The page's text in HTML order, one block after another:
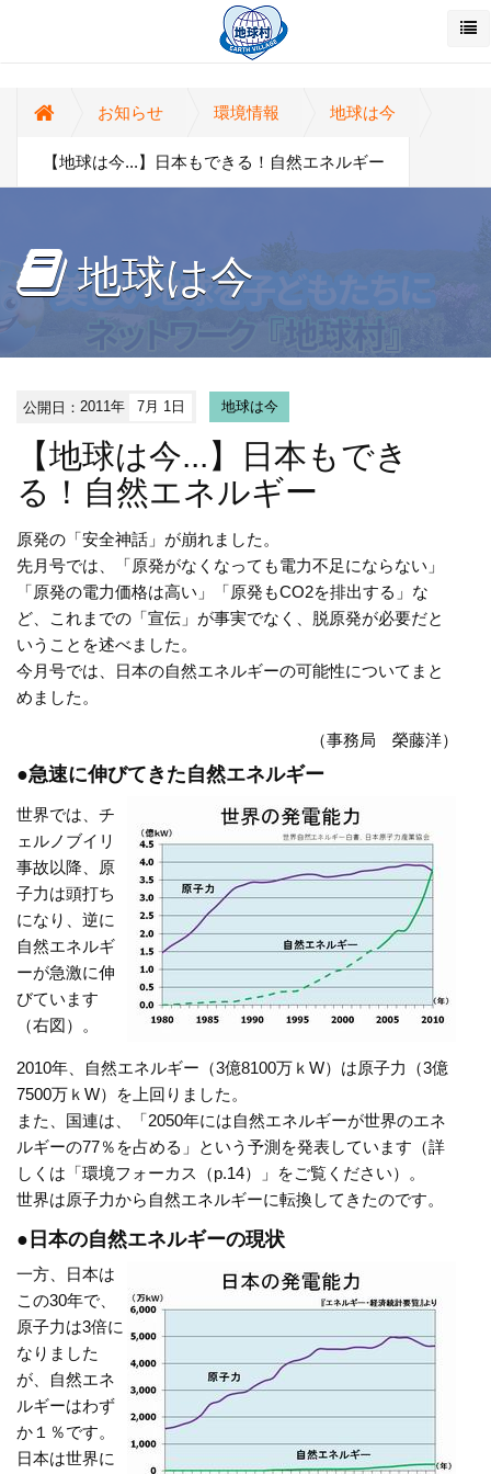
お知らせ 環境情報 地球は今
【地球は今...】日本もできる！自然エネルギー
地球は今
公開日：2011年 7月 1日 地球は今
【地球は今...】日本もでき
る！自然エネルギー
原発の「安全神話」が崩れました。
先月号では、「原発がなくなっても電力不足にならない」
「原発の電力価格は高い」「原発もCO2を排出する」な
ど、これまでの「宣伝」が事実でなく、脱原発が必要だと
いうことを述べました。
今月号では、日本の自然エネルギーの可能性についてまと
めました。
（事務局 榮藤洋）
●急速に伸びてきた自然エネルギー
世界では、チ
ェルノブイリ
事故以降、原
子力は頭打ち
になり、逆に
自然エネルギ
ーが急激に伸
びています
（右図）。
2010年、自然エネルギー（3億8100万ｋW）は原子力（3億
7500万ｋW）を上回りました。
また、国連は、「2050年には自然エネルギーが世界のエネ
ルギーの77％を占める」という予測を発表しています（詳
しくは「環境フォーカス（p.14）」をご覧ください）。
世界は原子力から自然エネルギーに転換してきたのです。
●日本の自然エネルギーの現状
一方、日本は
この30年で、
原子力は3倍に
なりました
が、自然エネ
ルギーはわず
か１％です。
日本は世界に